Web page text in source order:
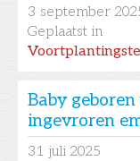
3 september
Geplaatst in
Baby
ingevroren
31 juli 2025